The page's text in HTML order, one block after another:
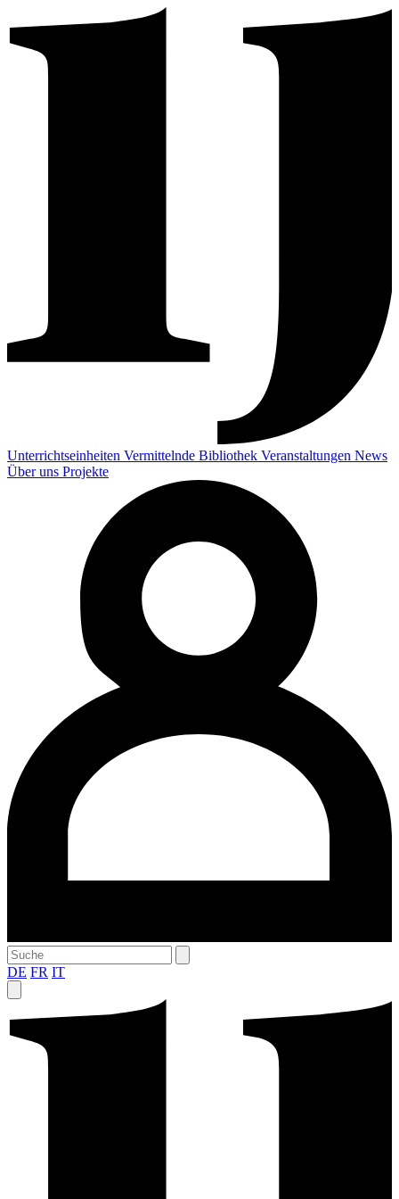
Unterrichtseinheiten Vermittelnde Bibliothek Veranstaltungen News
Über uns Projekte
DE FR IT